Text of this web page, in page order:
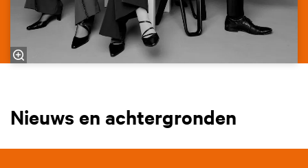
Nieuws en achtergronden